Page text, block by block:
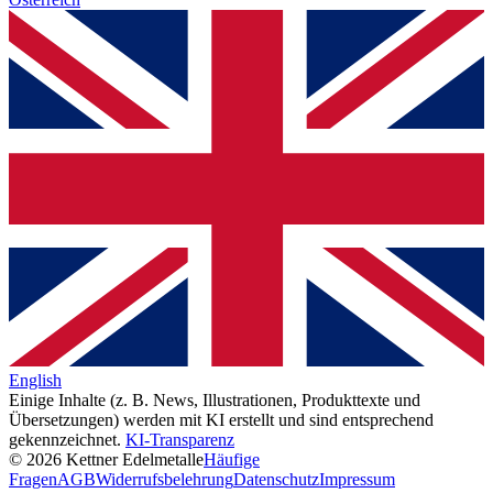
English
Einige Inhalte (z. B. News, Illustrationen, Produkttexte und
Übersetzungen) werden mit KI erstellt und sind entsprechend
gekennzeichnet. KI-Transparenz
© 2026 Kettner EdelmetalleHäufige
FragenAGBWiderrufsbelehrungDatenschutzImpressum